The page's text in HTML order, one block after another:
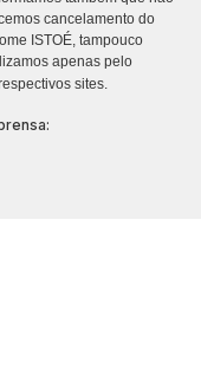
cancelamento do
ISTOÉ, tampouco
apenas pelo
sites.